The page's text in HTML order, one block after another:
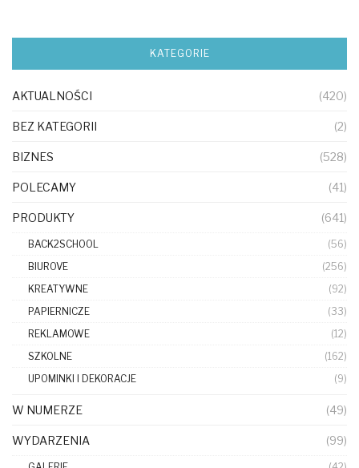
KATEGORIE
AKTUALNOŚCI (420)
BEZ KATEGORII (2)
BIZNES (528)
POLECAMY (41)
PRODUKTY (641)
BACK2SCHOOL
(56)
BIUROVE
(256)
KREATYWNE
(92)
PAPIERNICZE
(33)
REKLAMOWE
(12)
SZKOLNE
(162)
UPOMINKI I DEKORACJE
(9)
W NUMERZE (49)
WYDARZENIA (99)